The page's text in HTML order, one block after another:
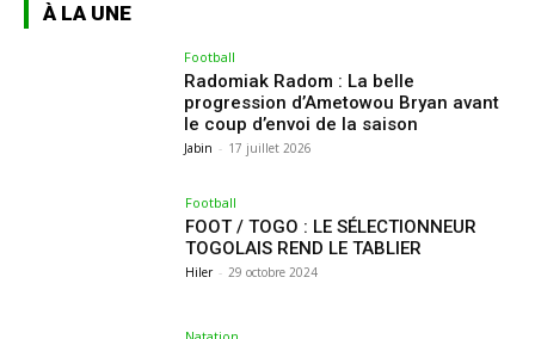
À LA UNE
Football
Radomiak Radom : La belle
progression d’Ametowou Bryan avant
le coup d’envoi de la saison
Jabin - 17 juillet 2026
Football
FOOT / TOGO : LE SÉLECTIONNEUR
TOGOLAIS REND LE TABLIER
Hiler - 29 octobre 2024